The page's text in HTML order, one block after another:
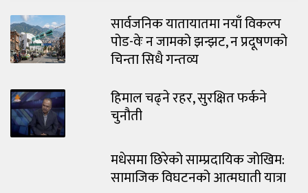
सार्वजनिक यातायातमा नयाँ विकल्प
पोड-वेः न जामको झन्झट, न प्रदूषणको
चिन्ता सिधै गन्तव्य
हिमाल चढ्ने रहर, सुरक्षित फर्कने
चुनौती
मधेसमा छिरेको साम्प्रदायिक जोखिम:
सामाजिक विघटनको आत्मघाती यात्रा